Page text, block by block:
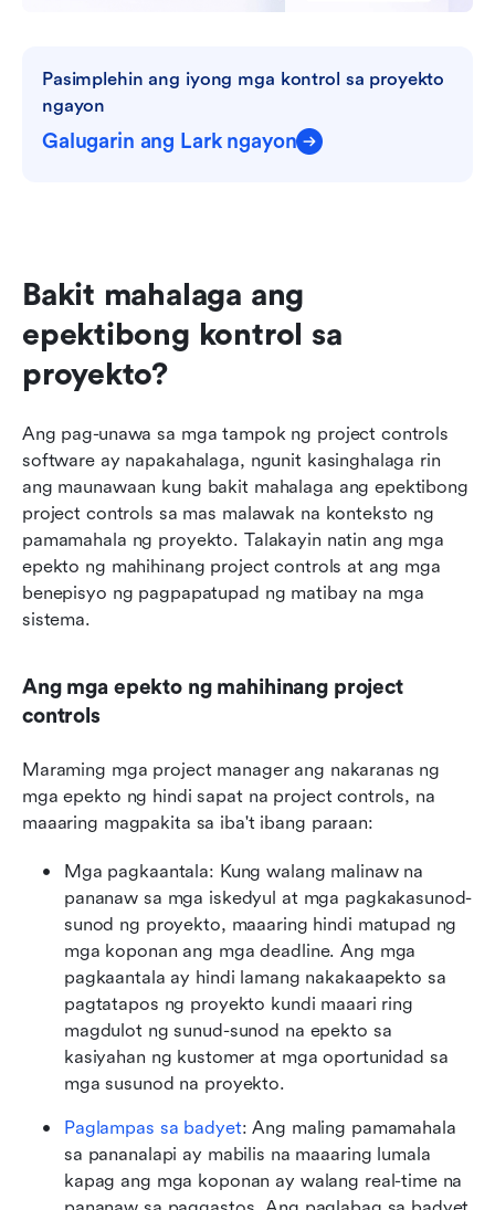
Pasimplehin ang iyong mga kontrol sa proyekto
ngayon
Galugarin ang Lark ngayon
Bakit mahalaga ang
epektibong kontrol sa
proyekto?
Ang pag-unawa sa mga tampok ng project controls
software ay napakahalaga, ngunit kasinghalaga rin
ang maunawaan kung bakit mahalaga ang epektibong
project controls sa mas malawak na konteksto ng
pamamahala ng proyekto. Talakayin natin ang mga
epekto ng mahihinang project controls at ang mga
benepisyo ng pagpapatupad ng matibay na mga
sistema.
Ang mga epekto ng mahihinang project
controls
Maraming mga project manager ang nakaranas ng
mga epekto ng hindi sapat na project controls, na
maaaring magpakita sa iba't ibang paraan:
Mga pagkaantala: Kung walang malinaw na
pananaw sa mga iskedyul at mga pagkakasunod-
sunod ng proyekto, maaaring hindi matupad ng
mga koponan ang mga deadline. Ang mga
pagkaantala ay hindi lamang nakakaapekto sa
pagtatapos ng proyekto kundi maaari ring
magdulot ng sunud-sunod na epekto sa
kasiyahan ng kustomer at mga oportunidad sa
mga susunod na proyekto.
Paglampas sa badyet: Ang maling pamamahala
sa pananalapi ay mabilis na maaaring lumala
kapag ang mga koponan ay walang real-time na